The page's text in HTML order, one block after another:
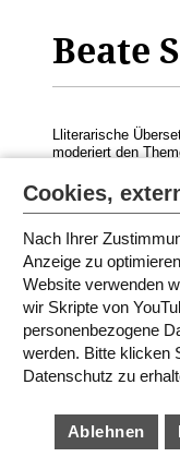
Beate
Lliterarische
moderiert den
© Foto: Janine
SITEMAP
IMPRESSUM
BARRIEREFREIHEIT
COOKIE EINSTELLUNGEN
Cookies,
Nach Ihrer
Anzeige zu
Website verwenden
wir Skripte von
personenbezogene
werden. Bitte klicken
Datenschutz zu
Ablehnen